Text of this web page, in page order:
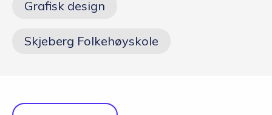
Grafisk design
Skjeberg Folkehøyskole